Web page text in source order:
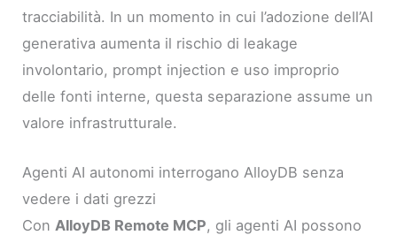
tracciabilità. In un momento in cui l’adozione dell’AI
generativa aumenta il rischio di leakage
involontario, prompt injection e uso improprio
delle fonti interne, questa separazione assume un
valore infrastrutturale.
Agenti AI autonomi interrogano AlloyDB senza
vedere i dati grezzi
Con AlloyDB Remote MCP, gli agenti AI possono